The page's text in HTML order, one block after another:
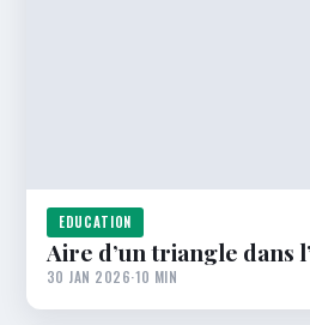
EDUCATION
Aire d’un triangle dans
30 JAN 2026·10 MIN